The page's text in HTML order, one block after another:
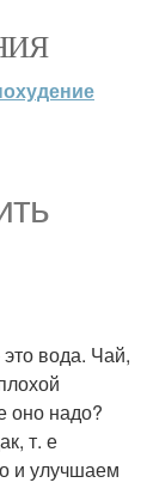
вода. Чай,
оно надо?
т. е
и улучшаем